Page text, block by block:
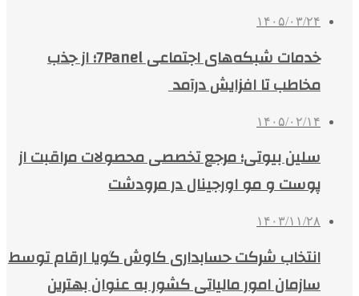
۱۴۰۵/۰۳/۲۴
خدمات شبکه‌های اجتماعی 7Panel؛ از جذب
مخاطب تا افزایش درآمد
۱۴۰۵/۰۲/۱۴
سلین بیوتی؛ مرجع تخصصی محصولات مراقبت از
پوست و مو اورجینال در مرودشت
۱۴۰۳/۱۱/۲۸
انتخاب شرکت حسابداری کاوش گویا ارقام توسط
سازمان امور مالیاتی کشور به عنوان بهترین